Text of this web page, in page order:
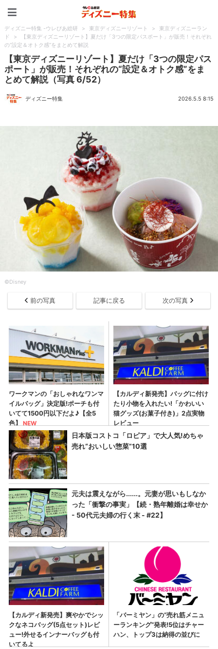
ディズニー特集 -ウレぴあ総研 > 東京ディズニーリゾート >
東京ディズニーラン
ド
>
【東京ディズニーリゾート】夏だけ「3つの限定パスポート」が販売！それぞれ
の“設定＆オトク感”をまとめて解説
【東京ディズニーリゾート】夏だけ「3つの限定パス
ポート」が販売！それぞれの“設定＆オトク感”をま
とめて解説（写真 6/52）
ディズニー特集 2026.5.5 8:15
©Disney
前の写真 記事に戻る 次の写真